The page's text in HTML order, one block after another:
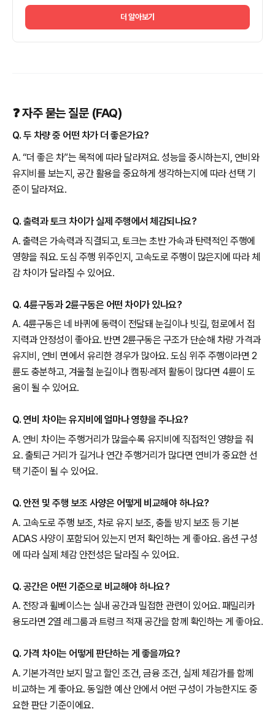
더 알아보기
❓ 자주 묻는 질문 (FAQ)
Q. 두 차량 중 어떤 차가 더 좋은가요?
A. “더 좋은 차”는 목적에 따라 달라져요. 성능을 중시하는지, 연비와
유지비를 보는지, 공간 활용을 중요하게 생각하는지에 따라 선택 기
준이 달라져요.
Q. 출력과 토크 차이가 실제 주행에서 체감되나요?
A. 출력은 가속력과 직결되고, 토크는 초반 가속과 탄력적인 주행에
영향을 줘요. 도심 주행 위주인지, 고속도로 주행이 많은지에 따라 체
감 차이가 달라질 수 있어요.
Q. 4륜구동과 2륜구동은 어떤 차이가 있나요?
A. 4륜구동은 네 바퀴에 동력이 전달돼 눈길이나 빗길, 험로에서 접
지력과 안정성이 좋아요. 반면 2륜구동은 구조가 단순해 차량 가격과
유지비, 연비 면에서 유리한 경우가 많아요. 도심 위주 주행이라면 2
륜도 충분하고, 겨울철 눈길이나 캠핑·레저 활동이 많다면 4륜이 도
움이 될 수 있어요.
Q. 연비 차이는 유지비에 얼마나 영향을 주나요?
A. 연비 차이는 주행거리가 많을수록 유지비에 직접적인 영향을 줘
요. 출퇴근 거리가 길거나 연간 주행거리가 많다면 연비가 중요한 선
택 기준이 될 수 있어요.
Q. 안전 및 주행 보조 사양은 어떻게 비교해야 하나요?
A. 고속도로 주행 보조, 차로 유지 보조, 충돌 방지 보조 등 기본
ADAS 사양이 포함되어 있는지 먼저 확인하는 게 좋아요. 옵션 구성
에 따라 실제 체감 안전성은 달라질 수 있어요.
Q. 공간은 어떤 기준으로 비교해야 하나요?
A. 전장과 휠베이스는 실내 공간과 밀접한 관련이 있어요. 패밀리카
용도라면 2열 레그룸과 트렁크 적재 공간을 함께 확인하는 게 좋아요.
Q. 가격 차이는 어떻게 판단하는 게 좋을까요?
A. 기본가격만 보지 말고 할인 조건, 금융 조건, 실제 체감가를 함께
비교하는 게 좋아요. 동일한 예산 안에서 어떤 구성이 가능한지도 중
요한 판단 기준이에요.